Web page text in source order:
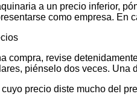
a un precio inferior,
como empresa. En
compra, revise
piénselo dos veces. Una
precio diste mucho del